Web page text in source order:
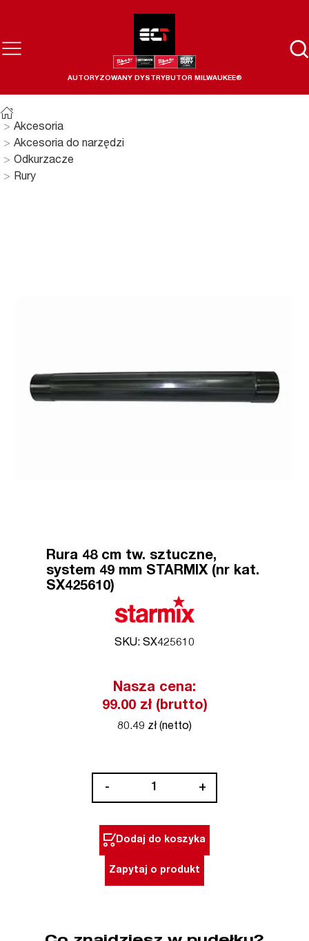
AUTORYZOWANY DYSTRYBUTOR MILWAUKEE®
Akcesoria
Akcesoria do narzędzi
Odkurzacze
Rury
Rura 48 cm tw. sztuczne,
system 49 mm STARMIX (nr kat.
SX425610)
SKU: SX425610
Nasza cena:
99.00 zł (brutto)
80.49 zł (netto)
-
cm
tw.
sztuczne,
+
Dodaj do koszyka
Zapytaj o produkt